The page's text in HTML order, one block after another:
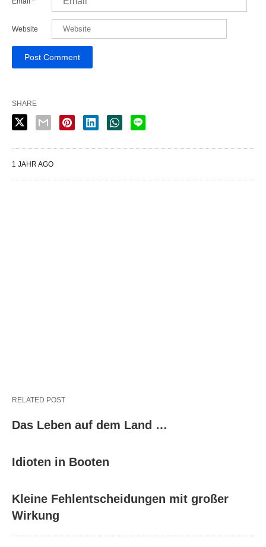
Website
SHARE
1 JAHR AGO
RELATED POST
Das Leben auf dem Land …
Idioten in Booten
Kleine Fehlentscheidungen mit großer
Wirkung